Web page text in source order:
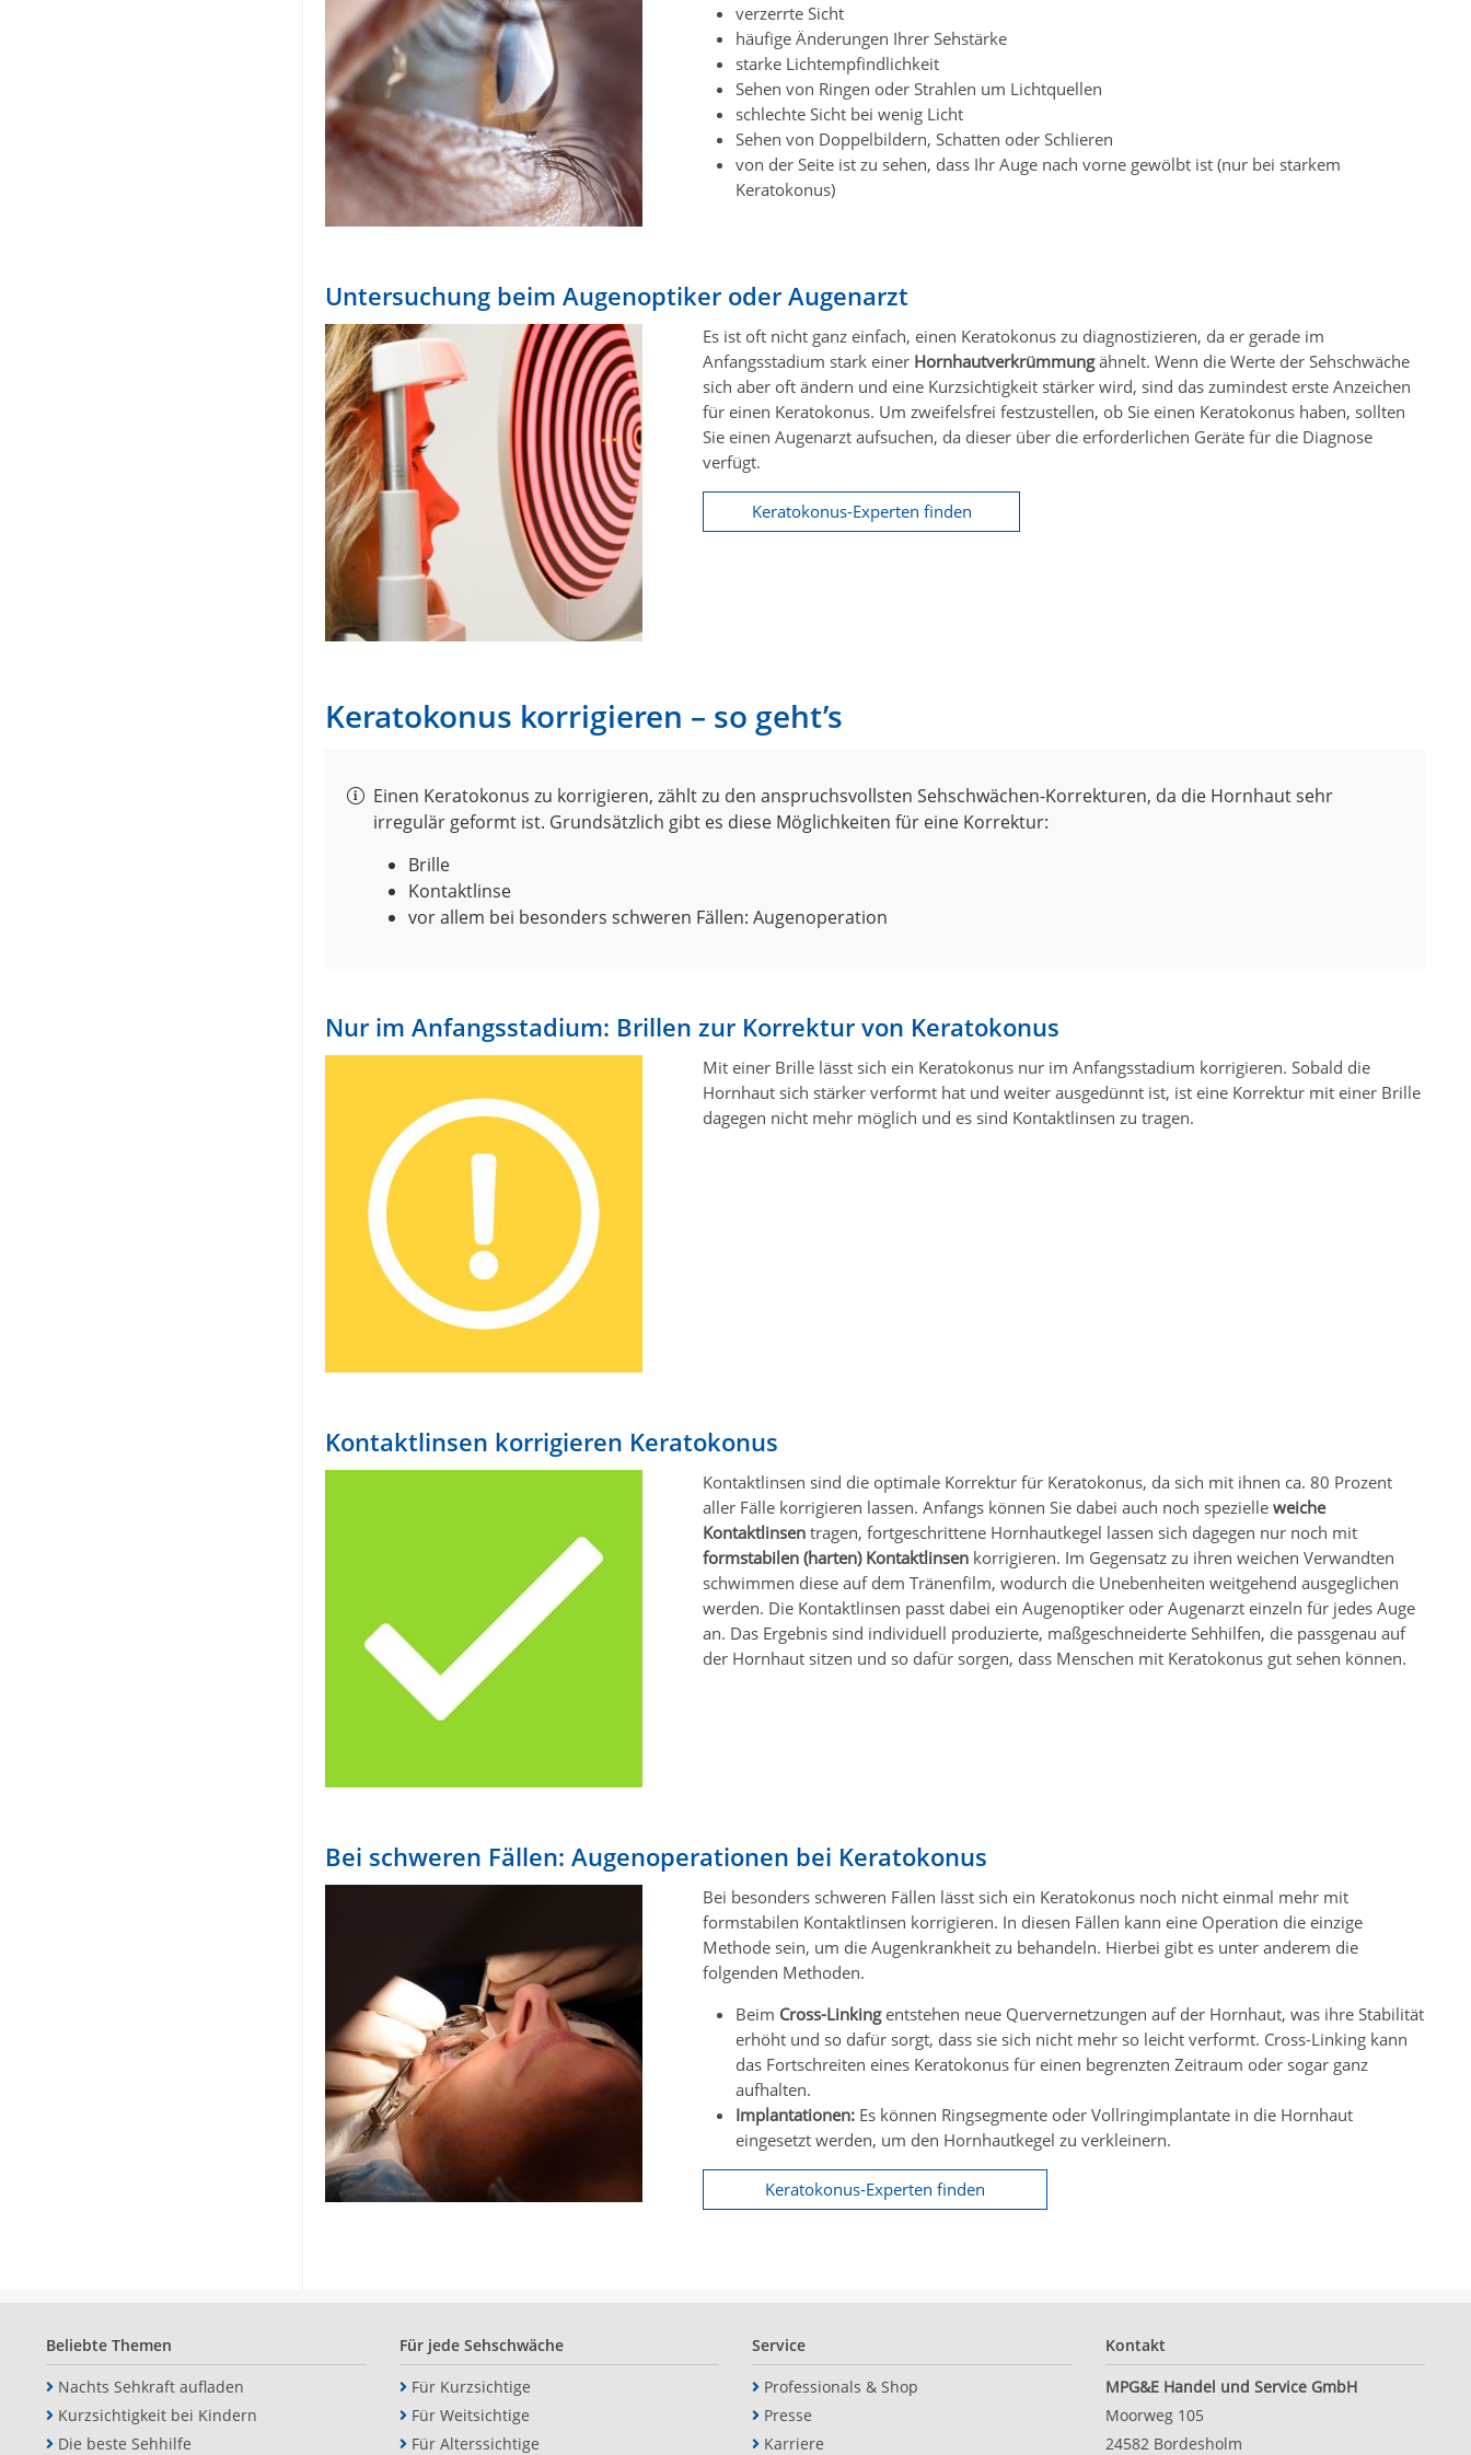
verzerrte Sicht
häufige Änderungen Ihrer Sehstärke
starke Lichtempfindlichkeit
Sehen von Ringen oder Strahlen um Lichtquellen
schlechte Sicht bei wenig Licht
Sehen von Doppelbildern, Schatten oder Schlieren
von der Seite ist zu sehen, dass Ihr Auge nach vorne gewölbt ist (nur bei starkem
Keratokonus)
Untersuchung beim Augenoptiker oder Augenarzt
Es ist oft nicht ganz einfach, einen Keratokonus zu diagnostizieren, da er gerade im
Anfangsstadium stark einer Hornhautverkrümmungähnelt. Wenn die Werte der Sehschwäche
sich aber oft ändern und eine Kurzsichtigkeit stärker wird, sind das zumindest erste Anzeichen
für einen Keratokonus. Um zweifelsfrei festzustellen, ob Sie einen Keratokonus haben, sollten
Sie einen Augenarzt aufsuchen, da dieser über die erforderlichen Geräte für die Diagnose
verfügt.
Keratokonus-Experten finden
Keratokonus korrigieren – so geht’s
Einen Keratokonus zu korrigieren, zählt zu den anspruchsvollsten Sehschwächen-Korrekturen, da die Hornhaut sehr
irregulär geformt ist. Grundsätzlich gibt es diese Möglichkeiten für eine Korrektur:
Brille
Kontaktlinse
vor allem bei besonders schweren Fällen: Augenoperation
Nur im Anfangsstadium: Brillen zur Korrektur von Keratokonus
Mit einer Brille lässt sich ein Keratokonus nur im Anfangsstadium korrigieren. Sobald die
Hornhaut sich stärker verformt hat und weiter ausgedünnt ist, ist eine Korrektur mit einer Brille
dagegen nicht mehr möglich und es sind Kontaktlinsen zu tragen.
Kontaktlinsen korrigieren Keratokonus
Kontaktlinsen sind die optimale Korrektur für Keratokonus, da sich mit ihnen ca. 80 Prozent
aller Fälle korrigieren lassen. Anfangs können Sie dabei auch noch spezielle weiche
Kontaktlinsen tragen, fortgeschrittene Hornhautkegel lassen sich dagegen nur noch mit
formstabilen (harten) Kontaktlinsen korrigieren. Im Gegensatz zu ihren weichen Verwandten
schwimmen diese auf dem Tränenfilm, wodurch die Unebenheiten weitgehend ausgeglichen
werden. Die Kontaktlinsen passt dabei ein Augenoptiker oder Augenarzt einzeln für jedes Auge
an. Das Ergebnis sind individuell produzierte, maßgeschneiderte Sehhilfen, die passgenau auf
der Hornhaut sitzen und so dafür sorgen, dass Menschen mit Keratokonus gut sehen können.
Bei schweren Fällen: Augenoperationen bei Keratokonus
Bei besonders schweren Fällen lässt sich ein Keratokonus noch nicht einmal mehr mit
formstabilen Kontaktlinsen korrigieren. In diesen Fällen kann eine Operation die einzige
Methode sein, um die Augenkrankheit zu behandeln. Hierbei gibt es unter anderem die
folgenden Methoden.
Beim Cross-Linkingentstehen neue Quervernetzungen auf der Hornhaut, was ihre Stabilität
erhöht und so dafür sorgt, dass sie sich nicht mehr so leicht verformt. Cross-Linking kann
das Fortschreiten eines Keratokonus für einen begrenzten Zeitraum oder sogar ganz
aufhalten.
Implantationen: Es können Ringsegmente oder Vollringimplantate in die Hornhaut
eingesetzt werden, um den Hornhautkegel zu verkleinern.
Keratokonus-Experten finden
Beliebte Themen
Nachts Sehkraft aufladen
Kurzsichtigkeit bei Kindern
Die beste Sehhilfe
Für jede Sehschwäche
Für Kurzsichtige
Für Weitsichtige
Für Alterssichtige
Service
Professionals & Shop
Presse
Karriere
Kontakt
MPG&E Handel und Service GmbH
Moorweg 105
24582 Bordesholm